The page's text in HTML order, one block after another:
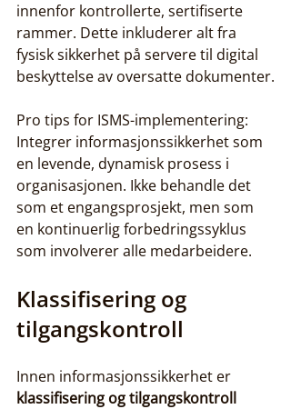
innenfor kontrollerte, sertifiserte
rammer. Dette inkluderer alt fra
fysisk sikkerhet på servere til digital
beskyttelse av oversatte dokumenter.
Pro tips for ISMS-implementering:
Integrer informasjonssikkerhet som
en levende, dynamisk prosess i
organisasjonen. Ikke behandle det
som et engangsprosjekt, men som
en kontinuerlig forbedringssyklus
som involverer alle medarbeidere.
Klassifisering og
tilgangskontroll
Innen informasjonssikkerhet er
klassifisering og tilgangskontroll